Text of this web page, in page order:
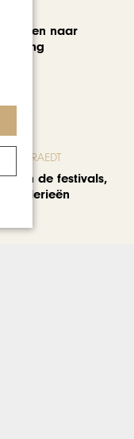
naar
in de festivals,
braderieën